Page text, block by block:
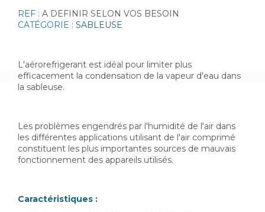
REF : A DEFINIR SELON VOS BESOIN
CATÉGORIE : SABLEUSE
L'aérorefrigerant est idéal pour limiter plus
efficacement la condensation de la vapeur d'eau dans
la sableuse.
Les problèmes engendrés par l'humidité de l'air dans
les différentes applications utilisant de l'air comprimé
constituent les plus importantes sources de mauvais
fonctionnement des appareils utilisés.
Caractéristiques :